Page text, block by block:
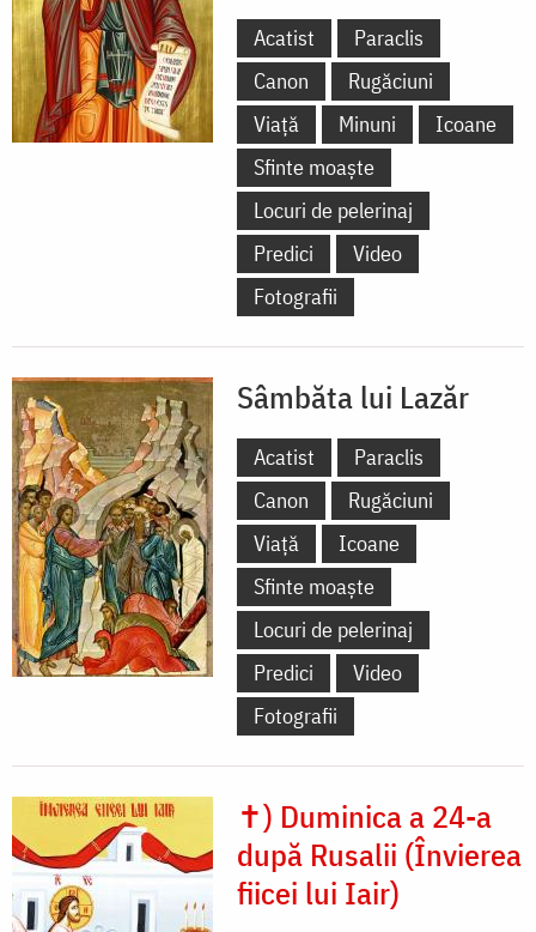
Acatist
Paraclis
Canon
Rugăciuni
Viață
Minuni
Icoane
Sfinte moaște
Locuri de pelerinaj
Predici
Video
Fotografii
Sâmbăta lui Lazăr
Acatist
Paraclis
Canon
Rugăciuni
Viață
Icoane
Sfinte moaște
Locuri de pelerinaj
Predici
Video
Fotografii
✝) Duminica a 24-a
după Rusalii (Învierea
fiicei lui Iair)